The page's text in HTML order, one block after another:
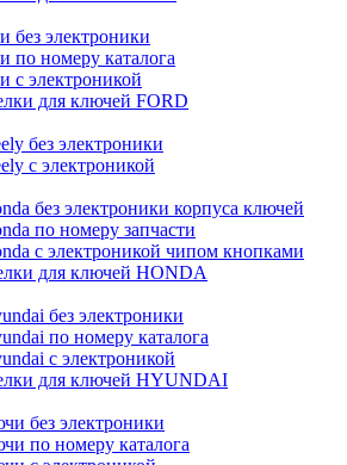
без электроники
по номеру каталога
с электроникой
для ключей FORD
без электроники
с электроникой
без электроники корпуса ключей
по номеру запчасти
с электроникой чипом кнопками
для ключей HONDA
без электроники
по номеру каталога
с электроникой
для ключей HYUNDAI
без электроники
по номеру каталога